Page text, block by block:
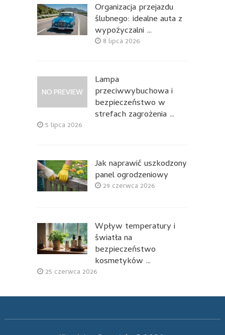
Organizacja przejazdu
ślubnego: idealne auta z
wypożyczalni …
8 lipca 2026
Lampa
przeciwwybuchowa i
bezpieczeństwo w
strefach zagrożenia …
5 lipca 2026
Jak naprawić uszkodzony
panel ogrodzeniowy
29 czerwca 2026
Wpływ temperatury i
światła na
bezpieczeństwo
kosmetyków …
25 czerwca 2026